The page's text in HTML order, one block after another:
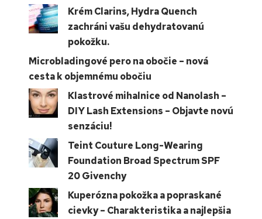
Krém Clarins, Hydra Quench
zachráni vašu dehydratovanú
pokožku.
Microbladingové pero na obočie – nová
cesta k objemnému obočiu
Klastrové mihalnice od Nanolash –
DIY Lash Extensions – Objavte novú
senzáciu!
Teint Couture Long-Wearing
Foundation Broad Spectrum SPF
20 Givenchy
Kuperózna pokožka a popraskané
cievky – Charakteristika a najlepšia